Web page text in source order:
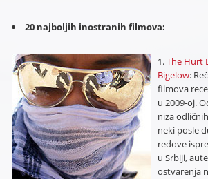
20 najboljih inostranih filmova:
1.The Hurt
Bigelow:
filmova
u 2009-oj.
niza
neki posle
redove
u Srbiji,
ostvarenja